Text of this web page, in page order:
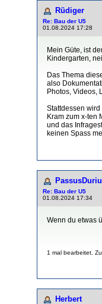
Rüdiger
Re: Bau der U5
01.08.2024 17:28
Mein Güte, ist
Kindergarten,
Das Thema
also
Photos, Videos,
Stattdessen
Kram zum x-ten
und das
keinen Spass
Re: Bau der U5
01.08.2024 17:34
Wenn du etwas
1 mal bearbeitet.
Herbert